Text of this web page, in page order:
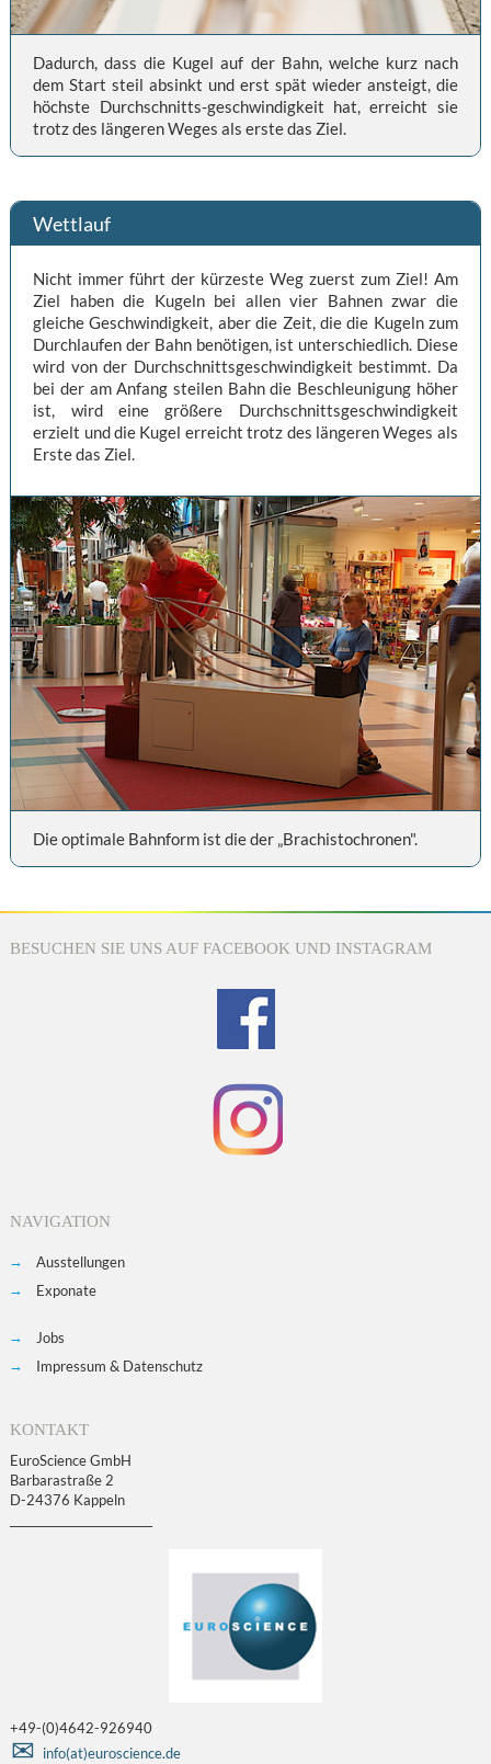
Dadurch, dass die Kugel auf der Bahn, welche kurz nach
dem Start steil absinkt und erst spät wieder ansteigt, die
höchste Durchschnitts-geschwindigkeit hat, erreicht sie
trotz des längeren Weges als erste das Ziel.
Wettlauf
Nicht immer führt der kürzeste Weg zuerst zum Ziel! Am
Ziel haben die Kugeln bei allen vier Bahnen zwar die
gleiche Geschwindigkeit, aber die Zeit, die die Kugeln zum
Durchlaufen der Bahn benötigen, ist unterschiedlich. Diese
wird von der Durchschnittsgeschwindigkeit bestimmt. Da
bei der am Anfang steilen Bahn die Beschleunigung höher
ist, wird eine größere Durchschnittsgeschwindigkeit
erzielt und die Kugel erreicht trotz des längeren Weges als
Erste das Ziel.
Die optimale Bahnform ist die der „Brachistochronen".
BESUCHEN SIE UNS AUF FACEBOOK UND INSTAGRAM
NAVIGATION
Ausstellungen
Exponate
Jobs
Impressum & Datenschutz
KONTAKT
EuroScience GmbH
Barbarastraße 2
D-24376 Kappeln
+49-(0)4642-926940
info(at)euroscience.de